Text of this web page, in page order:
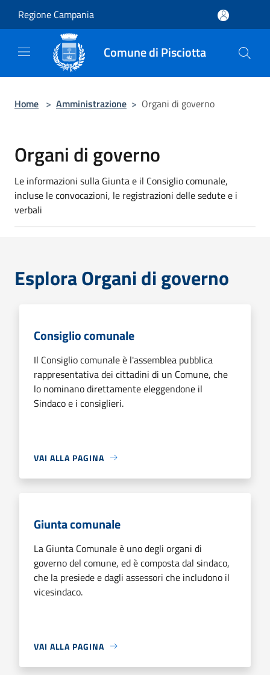
Regione Campania
Comune di Pisciotta
Home > Amministrazione > Organi di governo
Organi di governo
Le informazioni sulla Giunta e il Consiglio comunale,
incluse le convocazioni, le registrazioni delle sedute e i
verbali
Esplora Organi di governo
Consiglio comunale
Il Consiglio comunale è l'assemblea pubblica
rappresentativa dei cittadini di un Comune, che
lo nominano direttamente eleggendone il
Sindaco e i consiglieri.
VAI ALLA PAGINA
Giunta comunale
La Giunta Comunale è uno degli organi di
governo del comune, ed è composta dal sindaco,
che la presiede e dagli assessori che includono il
vicesindaco.
VAI ALLA PAGINA